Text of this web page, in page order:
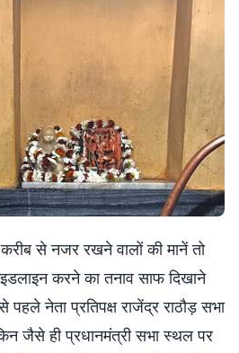
से नजर रखने वालों की मानें तो
करने का तनाव साफ दिखाने
नेता प्रतिपक्ष राजेंद्र राठौड़ सभा
जैसे ही प्रधानमंत्री सभा स्थल पर